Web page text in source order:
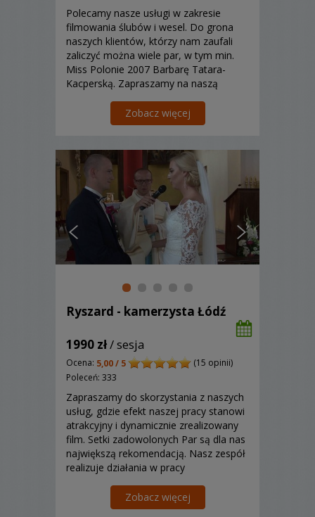
Polecamy nasze usługi w zakresie
filmowania ślubów i wesel. Do grona
naszych klientów, którzy nam zaufali
zaliczyć można wiele par, w tym min.
Miss Polonie 2007 Barbarę Tatara-
Kacperską. Zapraszamy na naszą
do osobistego kontaktu.
Współpracujemy także z
Zapraszamy do rezerwacji...
Zobacz więcej
Ryszard - kamerzysta Łódź
1990 zł/ sesja
Ocena: 5,00 / 5
(15 opinii)
Poleceń: 333
Zapraszamy do skorzystania z naszych
usług, gdzie efekt naszej pracy stanowi
atrakcyjny i dynamicznie zrealizowany
film. Setki zadowolonych Par są dla nas
największą rekomendacją. Nasz zespół
realizuje działania w pracy
pomysły i oczekiwania klientów!
Zapraszamy!
Zobacz więcej